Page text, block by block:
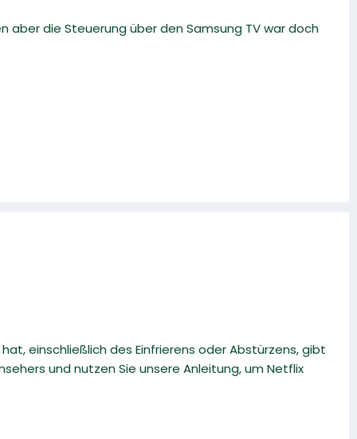
aber die Steuerung über den Samsung TV war doch
einschließlich des Einfrierens oder Abstürzens, gibt
und nutzen Sie unsere Anleitung, um Netflix